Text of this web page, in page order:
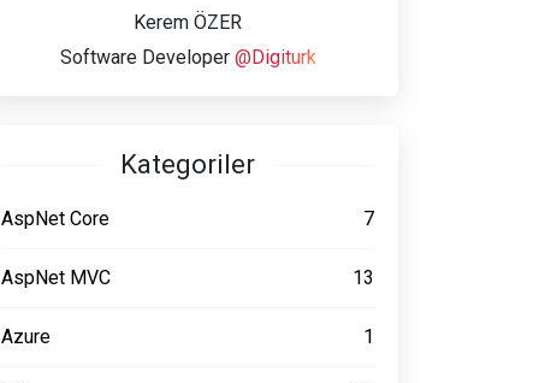
Kerem ÖZER
Software Developer @Digiturk
Kategoriler
AspNet Core 7
AspNet MVC 13
Azure 1